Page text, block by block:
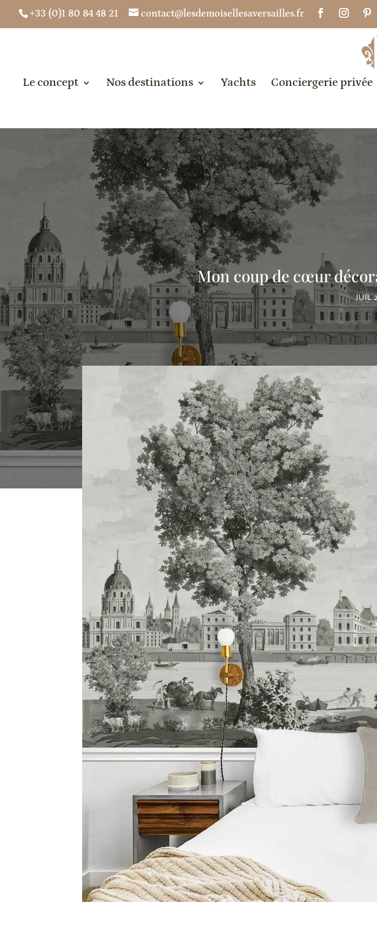
+33 (0)1 80 84 48 21 contact@lesdemoisellesaversailles.fr
Le concept Nos destinations Yachts Conciergerie privée
Mon coup de cœur
JUIL